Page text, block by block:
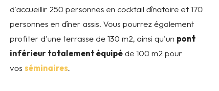
d'accueillir 250 personnes en cocktail dînatoire et 170
personnes en dîner assis. Vous pourrez également
profiter d'une terrasse de 130 m2, ainsi qu'un pont
inférieur totalement équipéde 100 m2 pour
vos séminaires.